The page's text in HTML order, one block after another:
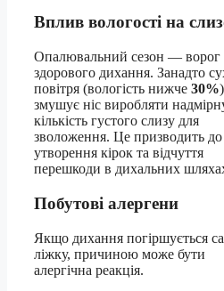
Вплив вологості на
Опалювальний сезон — ворог
здорового дихання. Занадто
повітря (вологість нижче 30%)
змушує ніс виробляти
кількість густого слизу для
зволоження. Це призводить до
утворення кірок та відчуття
перешкоди в дихальних
Побутові алергени
Якщо дихання погіршується
ліжку, причиною може бути
алергічна реакція.